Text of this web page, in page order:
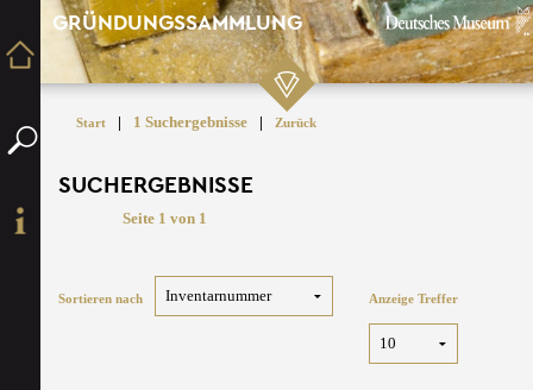
GRÜNDUNGSSAMMLUNG
Start | 1 Suchergebnisse | Zurück
SUCHERGEBNISSE
Seite 1 von 1
Sortieren nach Anzeige Treffer